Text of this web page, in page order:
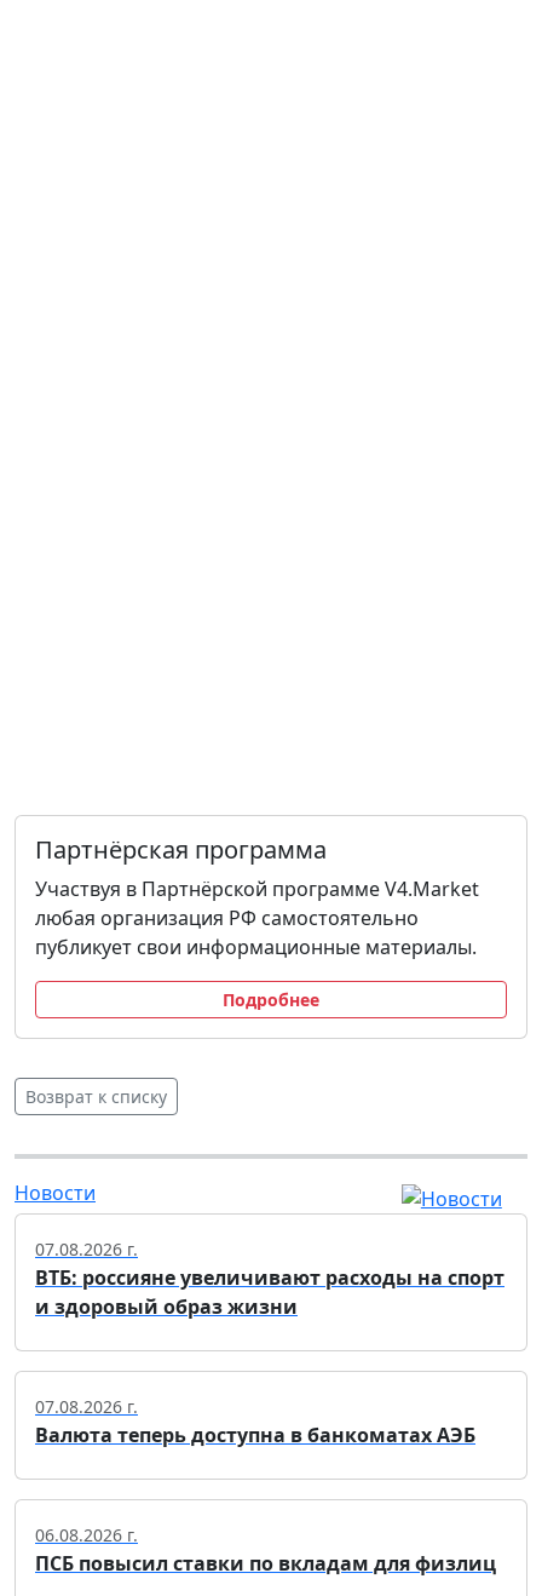
Партнёрская программа
Участвуя в Партнёрской программе V4.Market
любая организация РФ самостоятельно
публикует свои информационные материалы.
Подробнее
Возврат к списку
Новости
07.08.2026 г.
ВТБ: россияне увеличивают расходы на спорт
и здоровый образ жизни
07.08.2026 г.
Валюта теперь доступна в банкоматах АЭБ
06.08.2026 г.
ПСБ повысил ставки по вкладам для физлиц